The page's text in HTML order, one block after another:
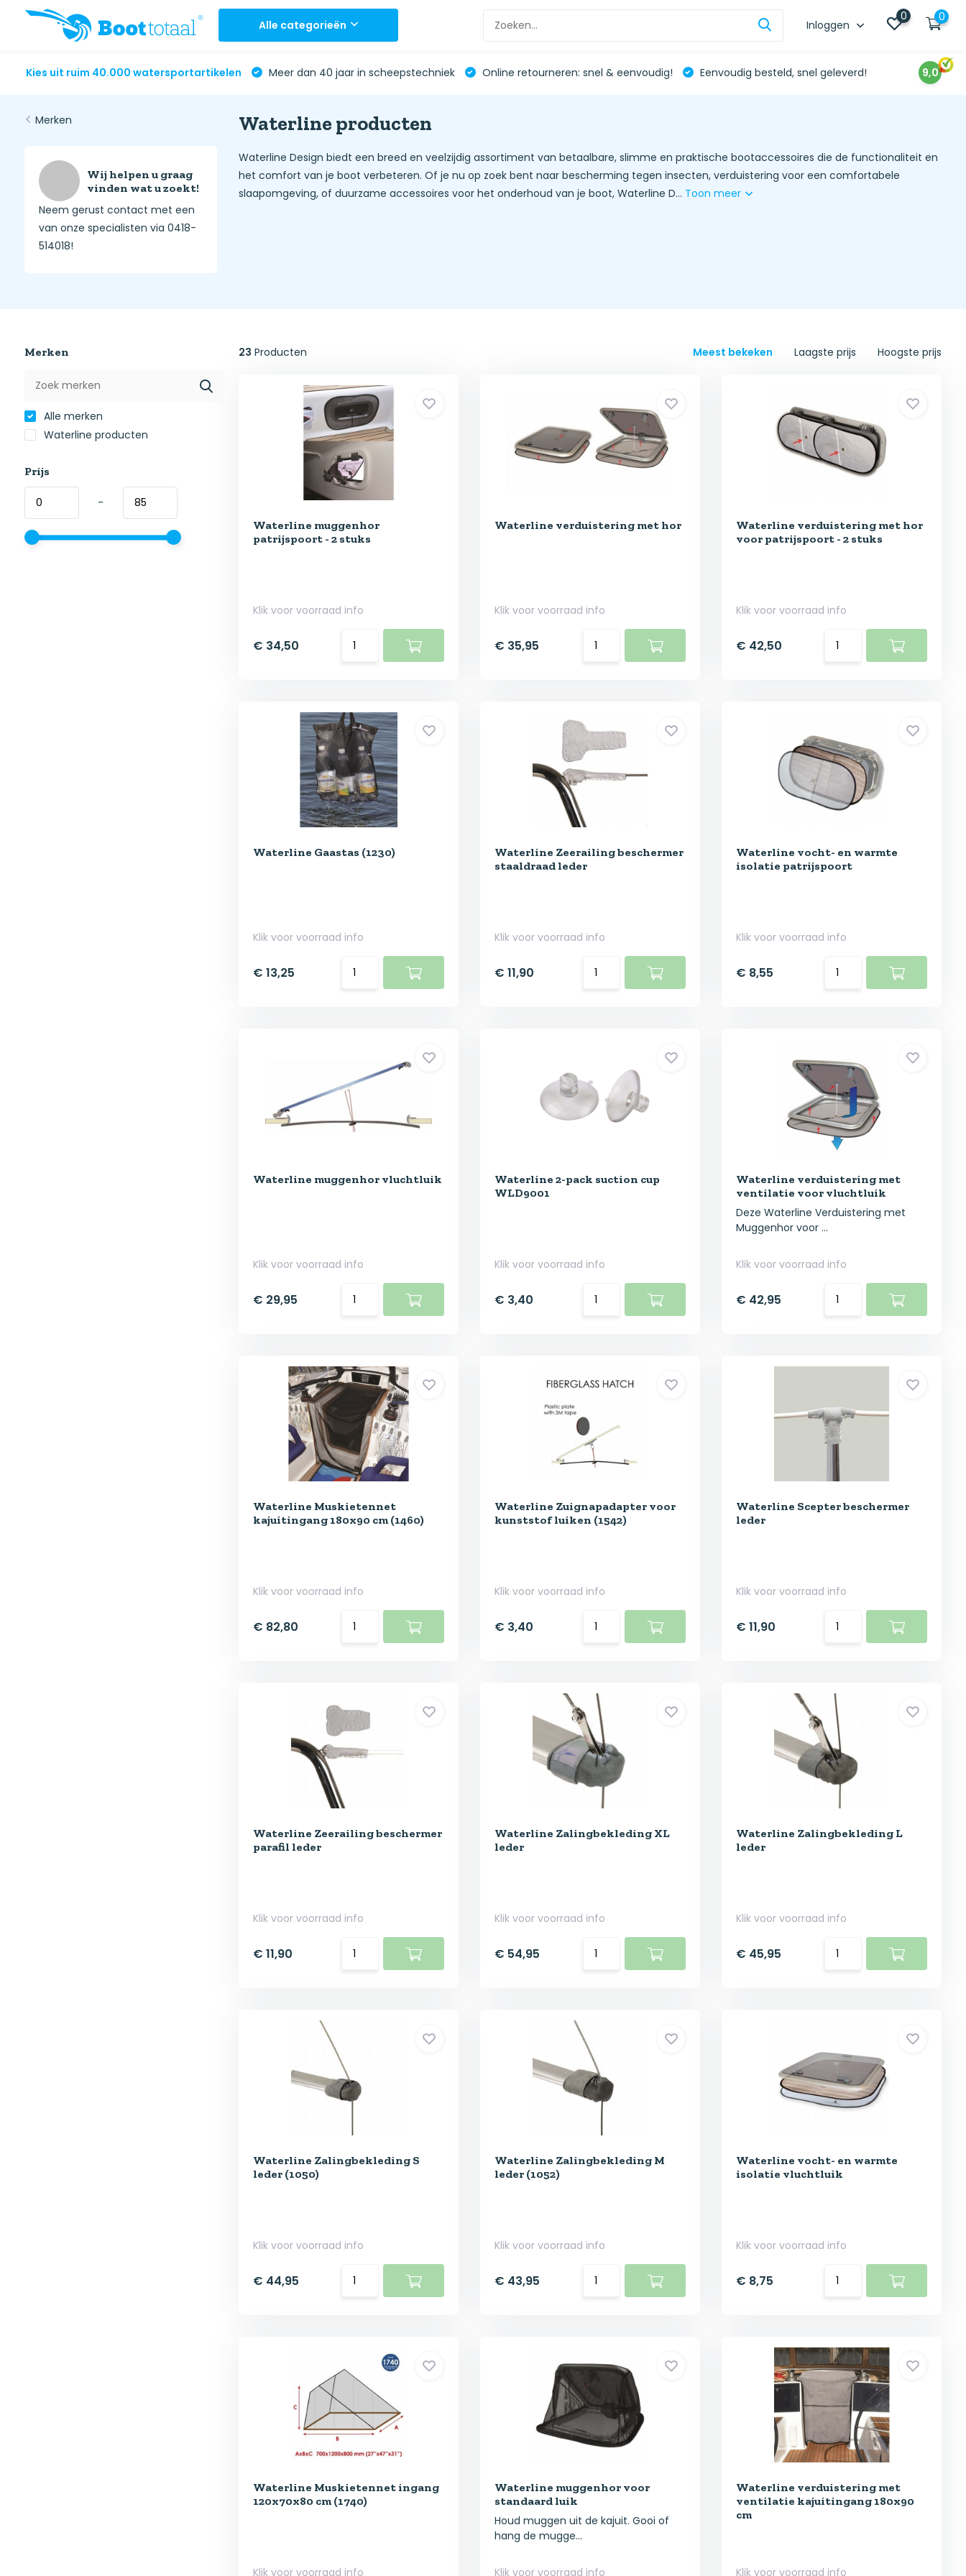
Alle categorieën Inloggen
0 0
Kies uit ruim 40.000 watersportartikelen Meer dan 40 jaar in scheepstechniek Online retourneren: snel & eenvoudig! Eenvoudig besteld, snel geleverd! 9,0
Merken
Wij helpen u graag
vinden wat u zoekt!
Neem gerust contact met een
van onze specialisten via 0418-
514018!
Waterline producten
Waterline Design biedt een breed en veelzijdig assortiment van betaalbare, slimme en praktische bootaccessoires die de functionaliteit en
het comfort van je boot verbeteren. Of je nu op zoek bent naar bescherming tegen insecten, verduistering voor een comfortabele
slaapomgeving, of duurzame accessoires voor het onderhoud van je boot, Waterline D... Toon meer
Merken
Alle merken
Waterline producten
Prijs
-
23 Producten Meest bekeken Laagste prijs Hoogste prijs
Waterline muggenhor
patrijspoort - 2 stuks
Klik voor voorraad info
€ 34,50
Waterline verduistering met hor
Klik voor voorraad info
€ 35,95
Waterline verduistering met hor
voor patrijspoort - 2 stuks
Klik voor voorraad info
€ 42,50
Waterline Gaastas (1230)
Klik voor voorraad info
€ 13,25
Waterline Zeerailing beschermer
staaldraad leder
Klik voor voorraad info
€ 11,90
Waterline vocht- en warmte
isolatie patrijspoort
Klik voor voorraad info
€ 8,55
Waterline muggenhor vluchtluik
Klik voor voorraad info
€ 29,95
Waterline 2-pack suction cup
WLD9001
Klik voor voorraad info
€ 3,40
Waterline verduistering met
ventilatie voor vluchtluik
Deze Waterline Verduistering met
Muggenhor voor ...
Klik voor voorraad info
€ 42,95
Waterline Muskietennet
kajuitingang 180x90 cm (1460)
Klik voor voorraad info
€ 82,80
Waterline Zuignapadapter voor
kunststof luiken (1542)
Klik voor voorraad info
€ 3,40
Waterline Scepter beschermer
leder
Klik voor voorraad info
€ 11,90
Waterline Zeerailing beschermer
parafil leder
Klik voor voorraad info
€ 11,90
Waterline Zalingbekleding XL
leder
Klik voor voorraad info
€ 54,95
Waterline Zalingbekleding L
leder
Klik voor voorraad info
€ 45,95
Waterline Zalingbekleding S
leder (1050)
Klik voor voorraad info
€ 44,95
Waterline Zalingbekleding M
leder (1052)
Klik voor voorraad info
€ 43,95
Waterline vocht- en warmte
isolatie vluchtluik
Klik voor voorraad info
€ 8,75
Waterline Muskietennet ingang
120x70x80 cm (1740)
Klik voor voorraad info
Waterline muggenhor voor
standaard luik
Houd muggen uit de kajuit. Gooi of
hang de mugge...
Klik voor voorraad info
Waterline verduistering met
ventilatie kajuitingang 180x90
cm
Klik voor voorraad info